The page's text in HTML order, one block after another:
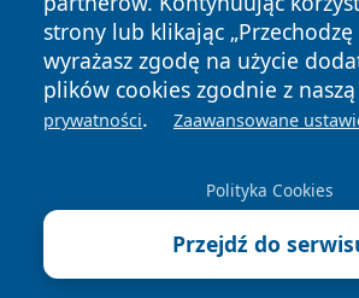
strony lub klikając
wyrażasz zgodę na użycie
plików cookies zgodnie z naszą
prywatności. Zaawansowane
Polityka Cookies
Przejdź do
News Autorzy
Prywatności